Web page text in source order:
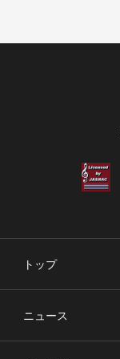
トップ
ニュース